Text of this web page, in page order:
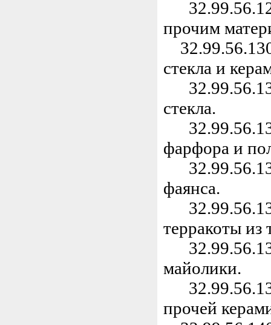
прочим
стекла и
стекла.
фарфора и
фаянса.
терракоты из
майолики.
прочей